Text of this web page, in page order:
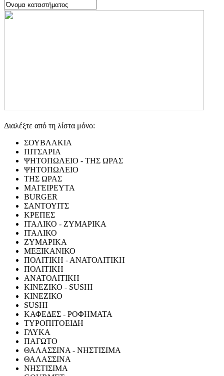
Διαλέξτε από τη λίστα μόνο:
ΣΟΥΒΛΑΚΙΑ
ΠΙΤΣΑΡΙΑ
ΨΗΤΟΠΩΛΕΙΟ - ΤΗΣ ΩΡΑΣ
ΨΗΤΟΠΩΛΕΙΟ
ΤΗΣ ΩΡΑΣ
ΜΑΓΕΙΡΕΥΤΑ
BURGER
ΣΑΝΤΟΥΙΤΣ
ΚΡΕΠΕΣ
ΙΤΑΛΙΚΟ - ΖΥΜΑΡΙΚΑ
ΙΤΑΛΙΚΟ
ΖΥΜΑΡΙΚΑ
ΜΕΞΙΚΑΝΙΚΟ
ΠΟΛΙΤΙΚΗ - ΑΝΑΤΟΛΙΤΙΚΗ
ΠΟΛΙΤΙΚΗ
ΑΝΑΤΟΛΙΤΙΚΗ
ΚΙΝΕΖΙΚΟ - SUSHI
ΚΙΝΕΖΙΚΟ
SUSHI
ΚΑΦΕΔΕΣ - ΡΟΦΗΜΑΤΑ
ΤΥΡΟΠΙΤΟΕΙΔΗ
ΓΛΥΚΑ
ΠΑΓΩΤΟ
ΘΑΛΑΣΣΙΝΑ - ΝΗΣΤΙΣΙΜΑ
ΘΑΛΑΣΣΙΝΑ
ΝΗΣΤΙΣΙΜΑ